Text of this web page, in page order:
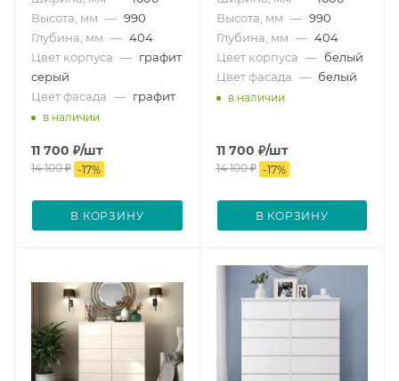
Высота, мм — 990
Глубина, мм — 404
Цвет корпуса — графит
серый
Цвет фасада — графит
в наличии
11 700 ₽/шт
14 100₽ -17%
В КОРЗИНУ
Высота, мм — 990
Глубина, мм — 404
Цвет корпуса — белый
Цвет фасада — белый
в наличии
11 700 ₽/шт
14 100₽ -17%
В КОРЗИНУ